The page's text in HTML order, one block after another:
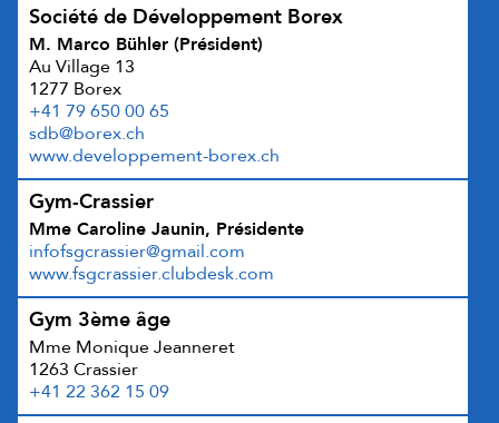
Société de Développement Borex
M. Marco Bühler (Président)
Au Village 13
1277 Borex
+41 79 650 00 65
sdb@borex.ch
www.developpement-borex.ch
Gym-Crassier
Mme Caroline Jaunin, Présidente
infofsgcrassier@gmail.com
www.fsgcrassier.clubdesk.com
Gym 3ème âge
Mme Monique Jeanneret
1263 Crassier
+41 22 362 15 09